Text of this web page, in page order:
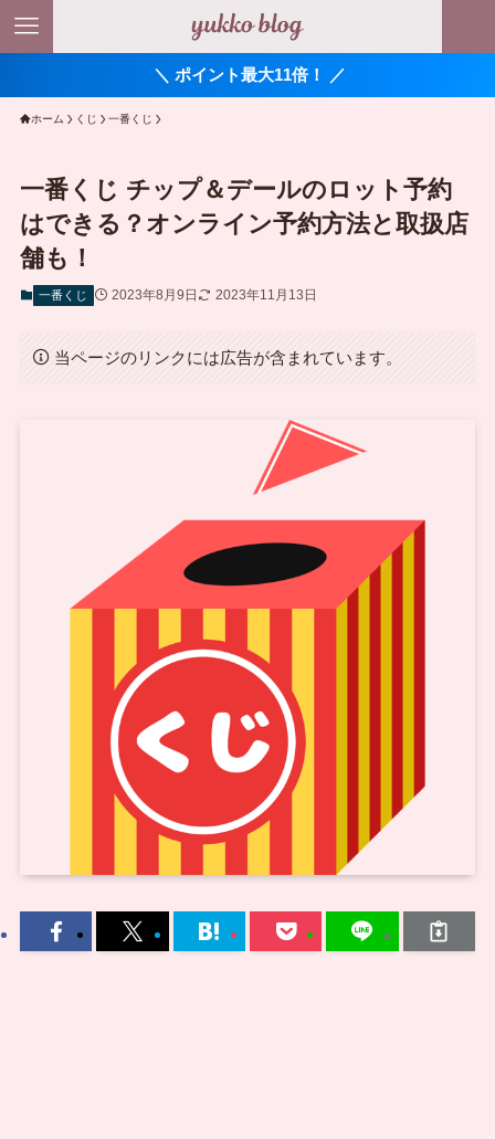
＼ ポイント最大11倍！ ／
ホーム くじ 一番くじ
一番くじ チップ＆デールのロット予約
はできる？オンライン予約方法と取扱店
舗も！
一番くじ 2023年8月9日 2023年11月13日
当ページのリンクには広告が含まれています。